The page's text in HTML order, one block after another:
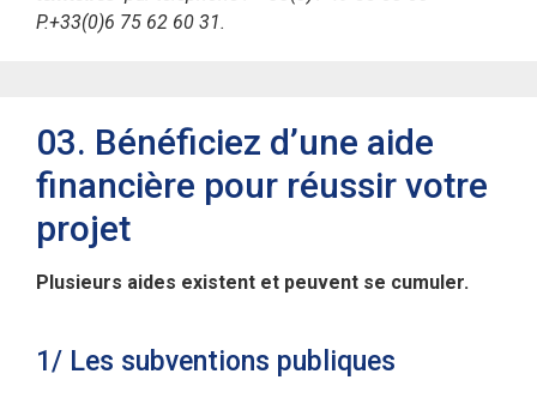
P.+33(0)6 75 62 60 31.
03. Bénéficiez d’une aide
financière pour réussir votre
projet
Plusieurs aides existent et peuvent se cumuler.
1/ Les subventions publiques